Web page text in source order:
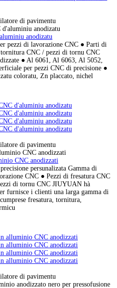
anodizatu
pezzi di lavorazione CNC ● Parti di
CNC / pezzi di tornu CNC
● Al 6061, Al 6063, Al 5052,
per pezzi CNC di precisione ●
coloratu, Zn placcato, nichel
d'aluminiu anodizatu
d'aluminiu anodizatu
d'aluminiu anodizatu
d'aluminiu anodizatu
CNC anodizzati
persunalizata Gamma di
CNC ● Pezzi di fresatura CNC
di tornu CNC JIUYUAN hà
furnisce i clienti una larga gamma di
fresatura, tornitura,
alluminio CNC anodizzati
alluminio CNC anodizzati
alluminio CNC anodizzati
alluminio CNC anodizzati